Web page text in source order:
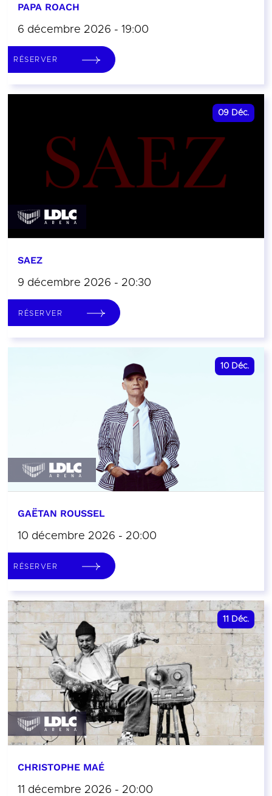
PAPA ROACH
6 décembre 2026 - 19:00
RÉSERVER
09 Déc.
SAEZ
9 décembre 2026 - 20:30
RÉSERVER
10 Déc.
GAËTAN ROUSSEL
10 décembre 2026 - 20:00
RÉSERVER
11 Déc.
CHRISTOPHE MAÉ
11 décembre 2026 - 20:00